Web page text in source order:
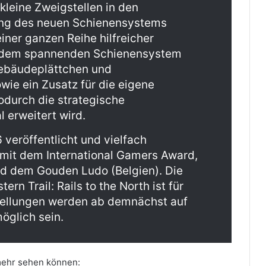
Zweigstellen in den
des neuen Schienensystems
ganzen Reihe hilfreicher
spannenden Schienensystem
und
ein Zusatz für die eigene
die strategische
erweitert wird.
veröffentlicht und vielfach
dem International Gamers Award,
dem Gouden Ludo (Belgien). Die
Trail: Rails to the North ist für
werden ab demnächst auf
sein.
sehen können: